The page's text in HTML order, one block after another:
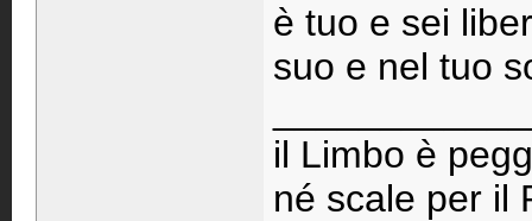
è tuo e sei
suo e nel tuo
il Limbo è
né scale per il